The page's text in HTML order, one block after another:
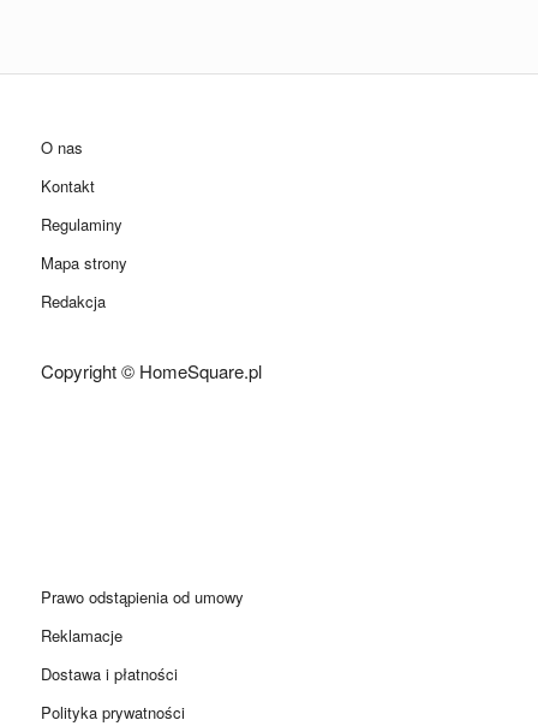
O nas
Kontakt
Regulaminy
Mapa strony
Redakcja
Copyright © HomeSquare.pl
Prawo odstąpienia od umowy
Reklamacje
Dostawa i płatności
Polityka prywatności